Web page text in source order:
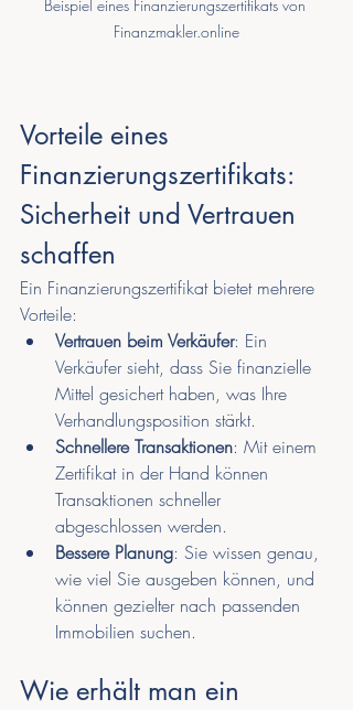
Beispiel eines Finanzierungszertifikats von
Finanzmakler.online
Vorteile eines
Finanzierungszertifikats:
Sicherheit und Vertrauen
schaffen
Ein Finanzierungszertifikat bietet mehrere
Vorteile:
Vertrauen beim Verkäufer: Ein
Verkäufer sieht, dass Sie finanzielle
Mittel gesichert haben, was Ihre
Verhandlungsposition stärkt.
Schnellere Transaktionen: Mit einem
Zertifikat in der Hand können
Transaktionen schneller
abgeschlossen werden.
Bessere Planung: Sie wissen genau,
wie viel Sie ausgeben können, und
können gezielter nach passenden
Immobilien suchen.
Wie erhält man ein